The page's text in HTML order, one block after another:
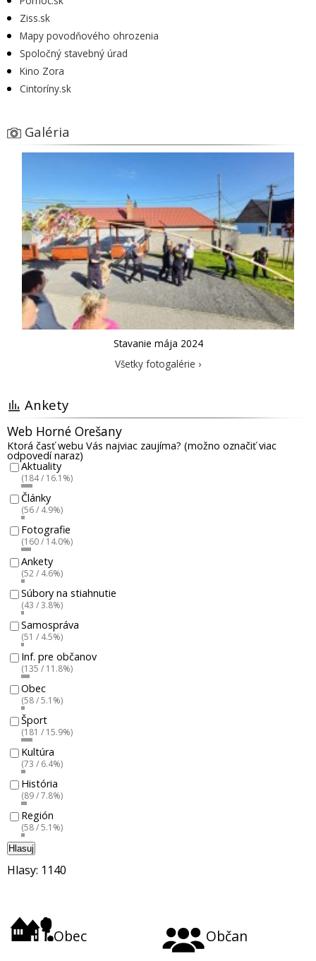
Ziss.sk
Mapy povodňového ohrozenia
Spoločný stavebný úrad
Kino Zora
Cintoríny.sk
Galéria
Stavanie mája 2024
Všetky fotogalérie ›
Ankety
Web Horné Orešany
Ktorá časť webu Vás najviac zaujíma? (možno označiť viac
odpovedí naraz)
Aktuality
(184 / 16.1%)
Články
(56 / 4.9%)
Fotografie
(160 / 14.0%)
Ankety
(52 / 4.6%)
Súbory na stiahnutie
(43 / 3.8%)
Samospráva
(51 / 4.5%)
Inf. pre občanov
(135 / 11.8%)
Obec
(58 / 5.1%)
Šport
(181 / 15.9%)
Kultúra
(73 / 6.4%)
História
(89 / 7.8%)
Región
(58 / 5.1%)
Hlasuj
Hlasy: 1140
Obec Občan